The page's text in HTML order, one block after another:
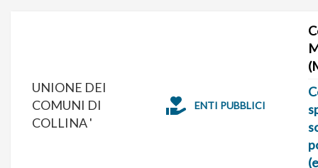
UNIONE DEI
COMUNI DI
COLLINA '
ENTI PUBBLICI